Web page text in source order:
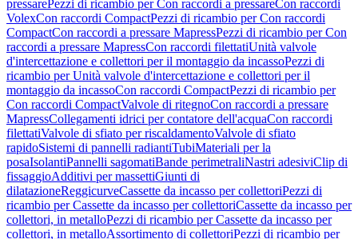
pressarePezzi di ricambio per Con raccordi a pressareCon raccordi
VolexCon raccordi CompactPezzi di ricambio per Con raccordi
CompactCon raccordi a pressare MapressPezzi di ricambio per Con
raccordi a pressare MapressCon raccordi filettatiUnità valvole
d'intercettazione e collettori per il montaggio da incassoPezzi di
ricambio per Unità valvole d'intercettazione e collettori per il
montaggio da incassoCon raccordi CompactPezzi di ricambio per
Con raccordi CompactValvole di ritegnoCon raccordi a pressare
MapressCollegamenti idrici per contatore dell'acquaCon raccordi
filettatiValvole di sfiato per riscaldamentoValvole di sfiato
rapidoSistemi di pannelli radiantiTubiMateriali per la
posaIsolantiPannelli sagomatiBande perimetraliNastri adesiviClip di
fissaggioAdditivi per massettiGiunti di
dilatazioneReggicurveCassette da incasso per collettoriPezzi di
ricambio per Cassette da incasso per collettoriCassette da incasso per
collettori, in metalloPezzi di ricambio per Cassette da incasso per
collettori, in metalloAssortimento di collettoriPezzi di ricambio per